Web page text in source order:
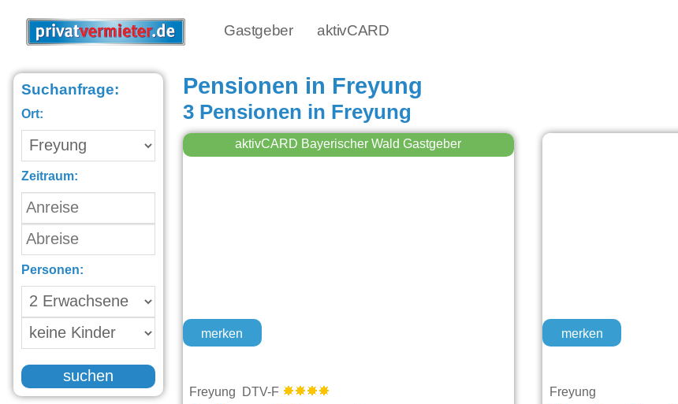
Gastgeber aktivCARD
Suchanfrage:
Ort:
Zeitraum:
Personen:
suchen
Pensionen in Freyung
3 Pensionen in Freyung
merken
aktivCARD Bayerischer Wald Gastgeber
Freyung DTV-F
merken
Freyung